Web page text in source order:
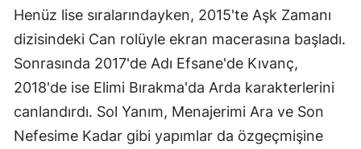
Trabzon
Tunceli
Şanlıurfa
Uşak
Van
Henüz lise sıralarındayken, 2015'te Aşk Zamanı
dizisindeki Can rolüyle ekran macerasına başladı.
Sonrasında 2017'de Adı Efsane'de Kıvanç,
2018'de ise Elimi Bırakma'da Arda karakterlerini
canlandırdı. Sol Yanım, Menajerimi Ara ve Son
Nefesime Kadar gibi yapımlar da özgeçmişine